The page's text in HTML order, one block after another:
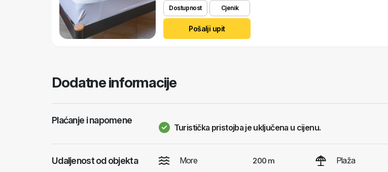
Dostupnost Cjenik
Pošalji upit
Dodatne informacije
Plaćanje i napomene
Turistička pristojba je uključena u cijenu.
Udaljenost od objekta More 200 m Plaža